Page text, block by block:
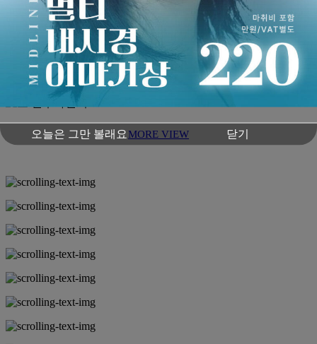
MORE VIEW
오늘은 그만 볼래요 닫기